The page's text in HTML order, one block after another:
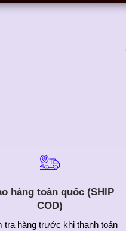
hàng toàn quốc (SHIP
COD)
tra hàng trước khi thanh toán